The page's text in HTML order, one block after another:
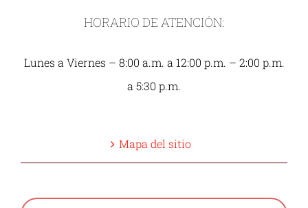
HORARIO DE ATENCIÓN:
Lunes a Viernes – 8:00 a.m. a 12:00 p.m. – 2:00 p.m.
a 5:30 p.m.
Mapa del sitio